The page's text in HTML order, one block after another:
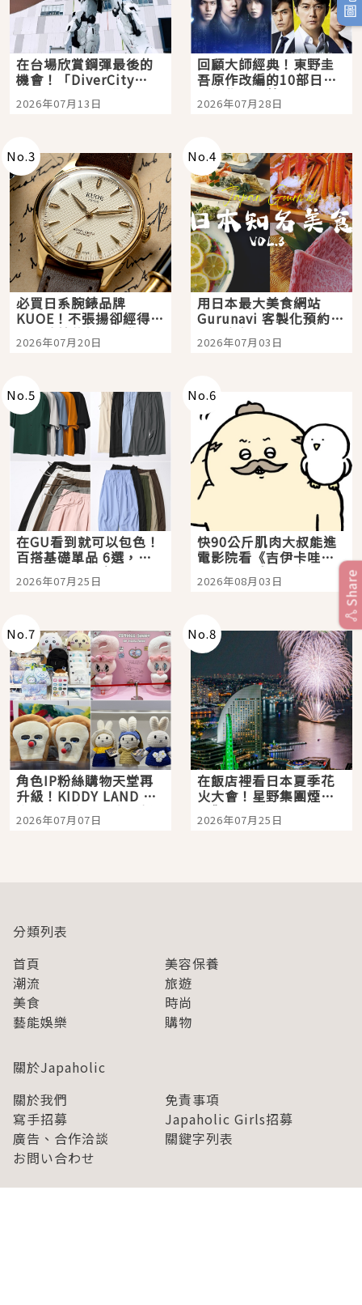
在台場欣賞鋼彈最後的
機會！「DiverCity
Tokyo Plaza」搭船、
購物、美食及夜景，一
2026年07月13日
回顧大師經典！東野圭
吾原作改編的10部日本
影視作品推薦
2026年07月28日
No.3
必買日系腕錶品牌
KUOE！不張揚卻經得起
時間洗鍊的經典之作五
選
2026年07月20日
No.4
用日本最大美食網站
Gurunavi 客製化預約九
大都市餐廳，打造專屬
美食體驗！
2026年07月03日
No.5
在GU看到就可以包色！
百搭基礎單品 6選，閉
眼全收也不心疼
2026年07月25日
No.6
快90公斤肌肉大叔能進
電影院看《吉伊卡哇》
嗎？日本重金屬樂團
「打首」會長與nagano
2026年08月03日
No.7
角色IP粉絲購物天堂再
升級！KIDDY LAND 原
宿店吉伊卡哇迎客，新
開幕 OMOKADO 店3分
2026年07月07日
No.8
在飯店裡看日本夏季花
火大會！星野集團煙火
景觀飯店6選，讓你不用
人擠人悠閒欣賞
2026年07月25日
Share
分類列表
首頁
美容保養
潮流
旅遊
美食
時尚
藝能娛樂
購物
關於Japaholic
關於我們
免責事項
寫手招募
Japaholic Girls招募
廣告、合作洽談
關鍵字列表
お問い合わせ